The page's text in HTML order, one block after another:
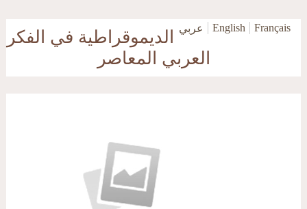
عربي English Français
الديموقراطية في الفكر
العربي المعاصر